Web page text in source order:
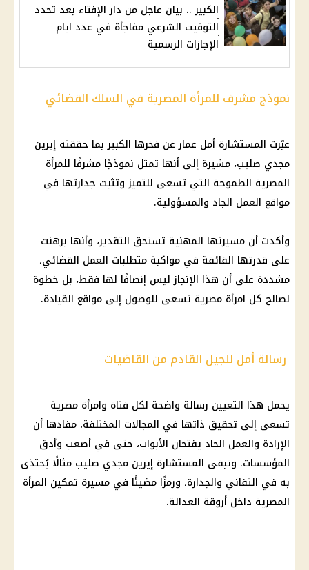
الكبير .. بيان عاجل من دار الإفتاء بعد تحدد
التوقيت الشرعي مفاجأة في عدد ايام
الإجازات الرسمية
نموذج مشرف للمرأة المصرية في السلك القضائي
عبّرت المستشارة أمل عمار عن فخرها الكبير بما حققته إيرين
مجدي صليب، مشيرة إلى أنها تمثل نموذجًا مشرفًا للمرأة
المصرية الطموحة التي تسعى للتميز وتثبت جدارتها في
مواقع العمل الجاد والمسؤولية.
وأكدت أن مسيرتها المهنية تستحق التقدير، وأنها برهنت
على قدرتها الفائقة في مواكبة متطلبات العمل القضائي،
مشددة على أن هذا الإنجاز ليس إنصافًا لها فقط، بل خطوة
لصالح كل امرأة مصرية تسعى للوصول إلى مواقع القيادة.
رسالة أمل للجيل القادم من القاضيات
يحمل هذا التعيين رسالة واضحة لكل فتاة وامرأة مصرية
تسعى إلى تحقيق ذاتها في المجالات المختلفة، مفادها أن
الإرادة والعمل الجاد يفتحان الأبواب، حتى في أصعب وأدق
المؤسسات. وتبقى المستشارة إيرين مجدي صليب مثالًا يُحتذى
به في التفاني والجدارة، ورمزًا مضيئًا في مسيرة تمكين المرأة
المصرية داخل أروقة العدالة.